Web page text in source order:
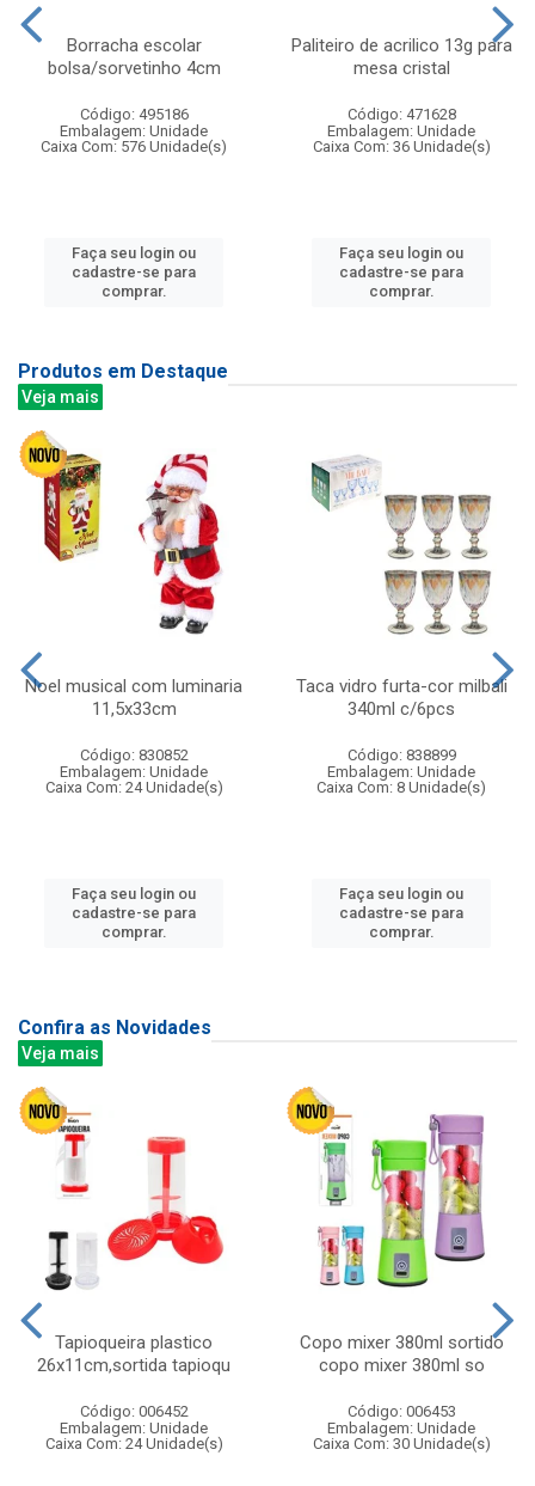
Borracha escolar
bolsa/sorvetinho 4cm
Código: 495186
Embalagem: Unidade
Caixa Com: 576 Unidade(s)
Faça seu login ou
cadastre-se para
comprar.
Paliteiro de acrilico 13g para
mesa cristal
Código: 471628
Embalagem: Unidade
Caixa Com: 36 Unidade(s)
Faça seu login ou
cadastre-se para
comprar.
Produtos em Destaque
Veja mais
Noel musical com luminaria
11,5x33cm
Código: 830852
Embalagem: Unidade
Caixa Com: 24 Unidade(s)
Faça seu login ou
cadastre-se para
comprar.
Taca vidro furta-cor milbali
340ml c/6pcs
Código: 838899
Embalagem: Unidade
Caixa Com: 8 Unidade(s)
Faça seu login ou
cadastre-se para
comprar.
Confira as Novidades
Veja mais
Tapioqueira plastico
26x11cm,sortida tapioqu
Código: 006452
Embalagem: Unidade
Caixa Com: 24 Unidade(s)
Copo mixer 380ml sortido
copo mixer 380ml so
Código: 006453
Embalagem: Unidade
Caixa Com: 30 Unidade(s)